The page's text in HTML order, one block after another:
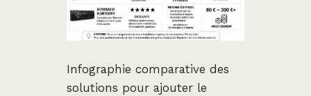
Infographie comparative des
solutions pour ajouter le